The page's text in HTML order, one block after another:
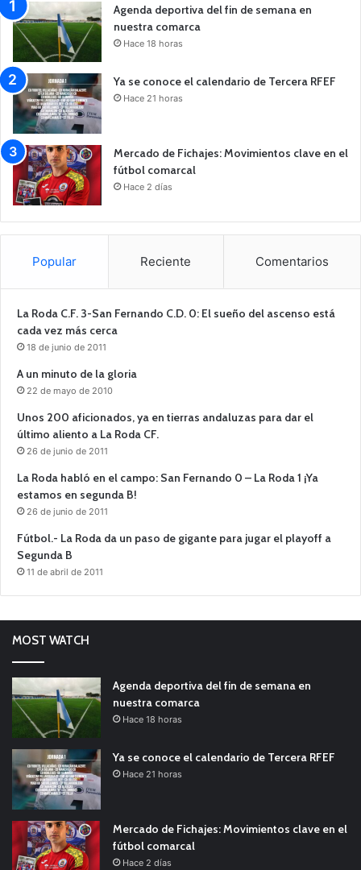
Agenda deportiva del fin de semana en
nuestra comarca
Hace 18 horas
Ya se conoce el calendario de Tercera RFEF
Hace 21 horas
Mercado de Fichajes: Movimientos clave en el
fútbol comarcal
Hace 2 días
Popular Reciente Comentarios
La Roda C.F. 3-San Fernando C.D. 0: El sueño del ascenso está
cada vez más cerca
18 de junio de 2011
A un minuto de la gloria
22 de mayo de 2010
Unos 200 aficionados, ya en tierras andaluzas para dar el
último aliento a La Roda CF.
26 de junio de 2011
La Roda habló en el campo: San Fernando 0 – La Roda 1 ¡Ya
estamos en segunda B!
26 de junio de 2011
Fútbol.- La Roda da un paso de gigante para jugar el playoff a
Segunda B
11 de abril de 2011
MOST WATCH
Agenda deportiva del fin de semana en
nuestra comarca
Hace 18 horas
Ya se conoce el calendario de Tercera RFEF
Hace 21 horas
Mercado de Fichajes: Movimientos clave en el
fútbol comarcal
Hace 2 días